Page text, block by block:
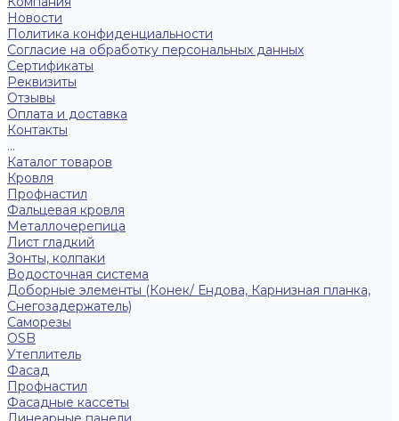
Новости
Политика конфиденциальности
Согласие на обработку персональных данных
Сертификаты
Реквизиты
Отзывы
Оплата и доставка
Контакты
...
Каталог товаров
Кровля
Профнастил
Фальцевая кровля
Металлочерепица
Лист гладкий
Зонты, колпаки
Водосточная система
Доборные элементы (Конек/ Ендова, Карнизная планка,
Снегозадержатель)
Саморезы
ОSB
Утеплитель
Фасад
Профнастил
Фасадные кассеты